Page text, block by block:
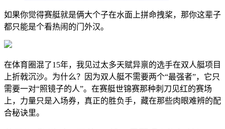
如果你觉得赛艇就是俩大个子在水面上拼命拽桨，那你这辈子
都只能是个看热闹的门外汉。
在体育圈混了15年，我见过太多天赋异禀的选手在双人艇项目
上折戟沉沙。为什么？因为双人艇不需要两个“最强者”，它只
需要一对“照镜子的人”。在赛艇世锦赛那种刺刀见红的赛场
上，力量只是入场券，真正的胜负手，藏在那些肉眼难辨的配
合秘诀里。